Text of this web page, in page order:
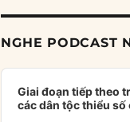
NGHE PODCAST
Audio
Player
Giai đoạn tiếp theo
các dân tộc thiểu số